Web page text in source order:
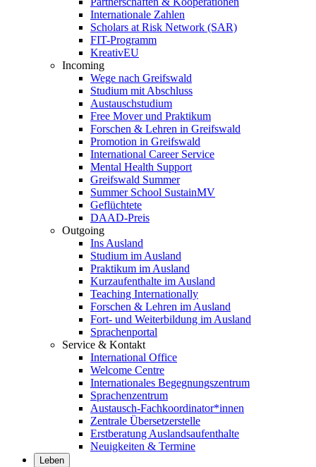
Internationale Zahlen
Scholars at Risk Network (SAR)
FIT-Programm
KreativEU
Incoming
Wege nach Greifswald
Studium mit Abschluss
Austauschstudium
Free Mover und Praktikum
Forschen & Lehren in Greifswald
Promotion in Greifswald
International Career Service
Mental Health Support
Greifswald Summer
Summer School SustainMV
Geflüchtete
DAAD-Preis
Outgoing
Ins Ausland
Studium im Ausland
Praktikum im Ausland
Kurzaufenthalte im Ausland
Teaching Internationally
Forschen & Lehren im Ausland
Fort- und Weiterbildung im Ausland
Sprachenportal
Service & Kontakt
International Office
Welcome Centre
Internationales Begegnungszentrum
Sprachenzentrum
Austausch-Fachkoordinator*innen
Zentrale Übersetzerstelle
Erstberatung Auslandsaufenthalte
Neuigkeiten & Termine
Leben